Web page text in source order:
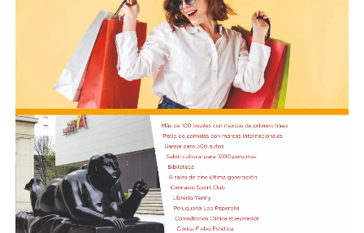
cada uno. El cuarto puesto tiene un triple empate entre
Pierre Gasly, compañero de Colapinto en Alpine; Liam
Lawson, de Racing Bulls; y George Russell, de Mercedes,
todos con 7,6.
Por detrás, el debutante Arvid Lindblad, de Racing Bulls,
está igualado con el vigente campeón Lando Norris, de
McLaren, en el séptimo lugar, los dos con un puntaje de
7,5. A su vez, Charles Leclerc, de Ferrari, figura en el
noveno puesto en soledad, con una valoración de 7,4.
Finalmente, Colapinto y Hadjar están igualados en el
décimo con 7,0 cada uno.